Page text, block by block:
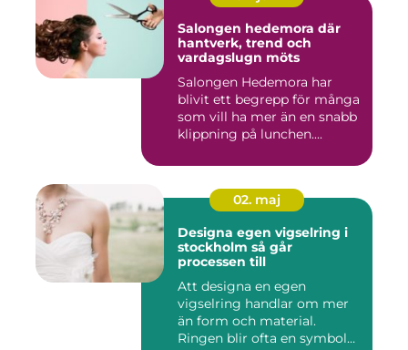
Salongen hedemora där
hantverk, trend och
vardagslugn möts
Salongen Hedemora har
blivit ett begrepp för många
som vill ha mer än en snabb
klippning på lunchen....
02. maj
Designa egen vigselring i
stockholm så går
processen till
Att designa en egen
vigselring handlar om mer
än form och material.
Ringen blir ofta en symbol